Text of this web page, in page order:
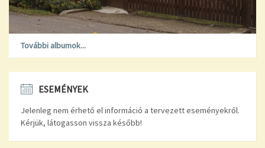
További albumok...
ESEMÉNYEK
Jelenleg nem érhető el információ a tervezett eseményekről.
Kérjük, látogasson vissza később!